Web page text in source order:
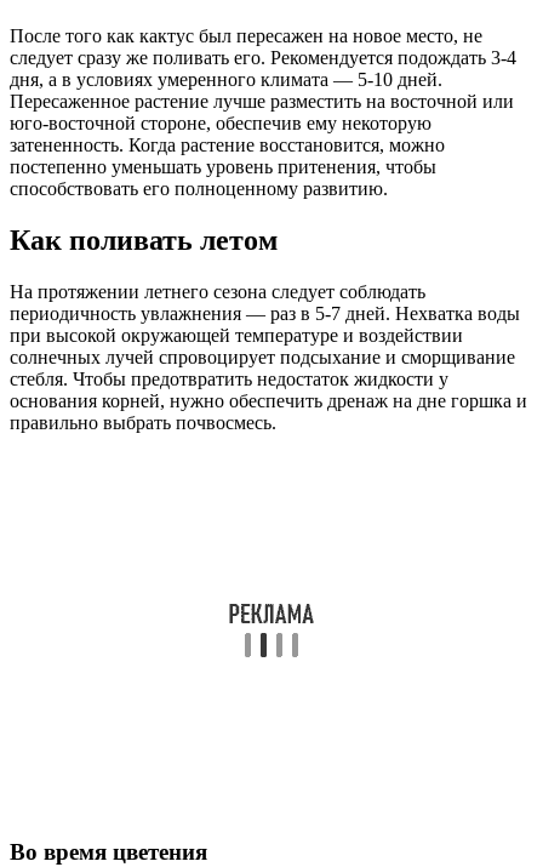
После того как кактус был пересажен на новое место, не
следует сразу же поливать его. Рекомендуется подождать 3-4
дня, а в условиях умеренного климата — 5-10 дней.
Пересаженное растение лучше разместить на восточной или
юго-восточной стороне, обеспечив ему некоторую
затененность. Когда растение восстановится, можно
постепенно уменьшать уровень притенения, чтобы
способствовать его полноценному развитию.
Как поливать летом
На протяжении летнего сезона следует соблюдать
периодичность увлажнения — раз в 5-7 дней. Нехватка воды
при высокой окружающей температуре и воздействии
солнечных лучей спровоцирует подсыхание и сморщивание
стебля. Чтобы предотвратить недостаток жидкости у
основания корней, нужно обеспечить дренаж на дне горшка и
правильно выбрать почвосмесь.
Во время цветения